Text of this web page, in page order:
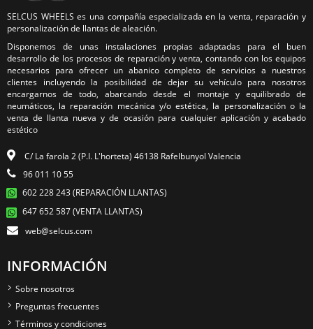
SELCUS WHEELS es una compañía especializada en la venta, reparación y
personalización de llantas de aleación.
Disponemos de unas instalaciones propias adaptadas para el buen
desarrollo de los procesos de reparación y venta, contando con los equipos
necesarios para ofrecer un abanico completo de servicios a nuestros
clientes incluyendo la posibilidad de dejar su vehículo para nosotros
encargarnos de todo, abarcando desde el montaje y equilibrado de
neumáticos, la reparación mecánica y/o estética, la personalización o la
venta de llanta nueva y de ocasión para cualquier aplicación y acabado
estético
C/ La farola 2 (P.I. L'horteta) 46138 Rafelbunyol Valencia
96 011 10 55
602 228 243 (REPARACIÓN LLANTAS)
647 652 587 (VENTA LLANTAS)
web@selcus.com
INFORMACIÓN
Sobre nosotros
Preguntas frecuentes
Términos y condiciones